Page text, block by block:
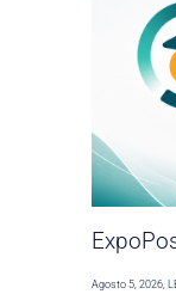
Agosto 5, 2026 ,